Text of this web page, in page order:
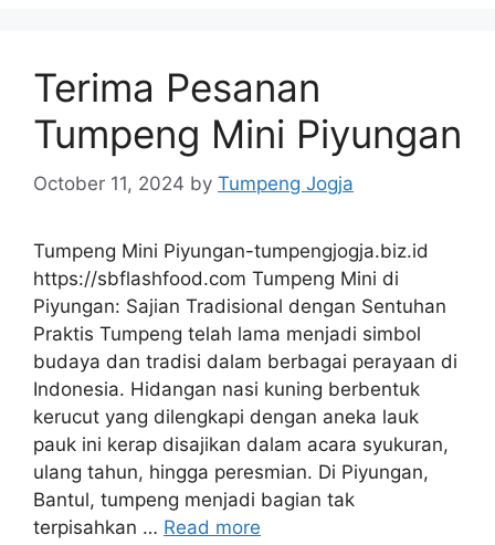
Terima Pesanan
Tumpeng Mini Piyungan
October 11, 2024 by Tumpeng Jogja
Tumpeng Mini Piyungan-tumpengjogja.biz.id
https://sbflashfood.com Tumpeng Mini di
Piyungan: Sajian Tradisional dengan Sentuhan
Praktis Tumpeng telah lama menjadi simbol
budaya dan tradisi dalam berbagai perayaan di
Indonesia. Hidangan nasi kuning berbentuk
kerucut yang dilengkapi dengan aneka lauk
pauk ini kerap disajikan dalam acara syukuran,
ulang tahun, hingga peresmian. Di Piyungan,
Bantul, tumpeng menjadi bagian tak
terpisahkan … Read more